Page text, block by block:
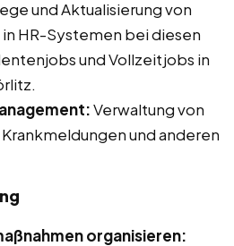
und Aktualisierung von
HR-Systemen bei diesen
und Vollzeitjobs in
Verwaltung von
und anderen
organisieren: